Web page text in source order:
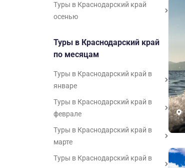
Туры в Краснодарский край
осенью
Туры в Краснодарский край
по месяцам
Туры в Краснодарский край в
январе
Туры в Краснодарский край в
феврале
Туры в Краснодарский край в
марте
Туры в Краснодарский край в